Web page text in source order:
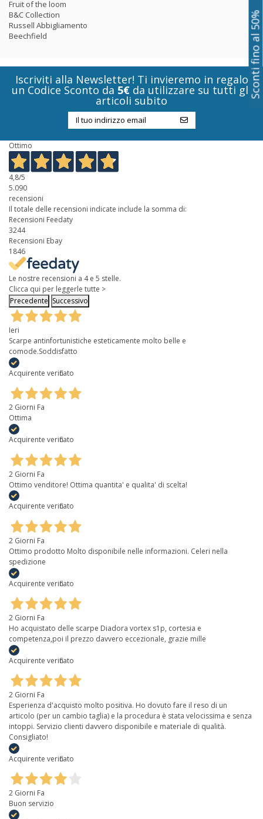
Fruit of the loom
B&C Collection
Russell Abbigliamento
Beechfield
Iscriviti alla Newsletter! Ti invieremo in regalo
un Codice Sconto da 5€ da utilizzare su tutti gli
articoli subito
Ottimo
4,8/5
5.090
recensioni
Il totale delle recensioni indicate include la somma di:
Recensioni Feedaty
3244
Recensioni Ebay
1846
Le nostre recensioni a 4 e 5 stelle.
Clicca qui per leggerle tutte >
Precedente Successivo
Ieri
Scarpe antinfortunistiche esteticamente molto belle e
comode.Soddisfatto
Acquirente verificato
2 Giorni Fa
Ottima
Acquirente verificato
2 Giorni Fa
Ottimo venditore! Ottima quantita' e qualita' di scelta!
Acquirente verificato
2 Giorni Fa
Ottimo prodotto Molto disponibile nelle informazioni. Celeri nella
spedizione
Acquirente verificato
2 Giorni Fa
Ho acquistato delle scarpe Diadora vortex s1p, cortesia e
competenza,poi il prezzo davvero eccezionale, grazie mille
Acquirente verificato
2 Giorni Fa
Esperienza d'acquisto molto positiva. Ho dovuto fare il reso di un
articolo (per un cambio taglia) e la procedura è stata velocissima e senza
intoppi. Servizio clienti davvero disponibile e materiale di qualità.
Consigliato!
Acquirente verificato
2 Giorni Fa
Buon servizio
Sconti fino al 50%